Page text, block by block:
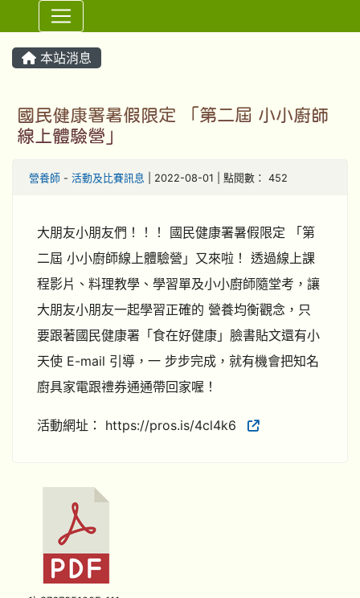
⏸
本站消息
國民健康署暑假限定 「第二屆 小小廚師
線上體驗營」
營養師 - 活動及比賽訊息 | 2022-08-01 | 點閱數： 452
大朋友小朋友們！！！ 國民健康署暑假限定 「第
二屆 小小廚師線上體驗營」又來啦！ 透過線上課
程影片、料理教學、學習單及小小廚師隨堂考，讓
大朋友小朋友一起學習正確的 營養均衡觀念，只
要跟著國民健康署「食在好健康」臉書貼文還有小
天使 E-mail 引導，一 步步完成，就有機會把知名
廚具家電跟禮券通通帶回家喔！
活動網址： https://pros.is/4cl4k6